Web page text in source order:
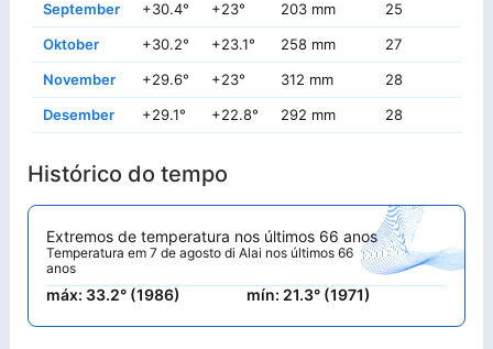
September
+30.4° +23° 203 mm 25
Oktober
+30.2° +23.1° 258 mm 27
November
+29.6° +23° 312 mm 28
Desember
+29.1° +22.8° 292 mm 28
Histórico do tempo
Extremos de temperatura nos últimos 66 anos
Temperatura em 7 de agosto di Alai nos últimos 66
anos
máx: 33.2° (1986) mín: 21.3° (1971)